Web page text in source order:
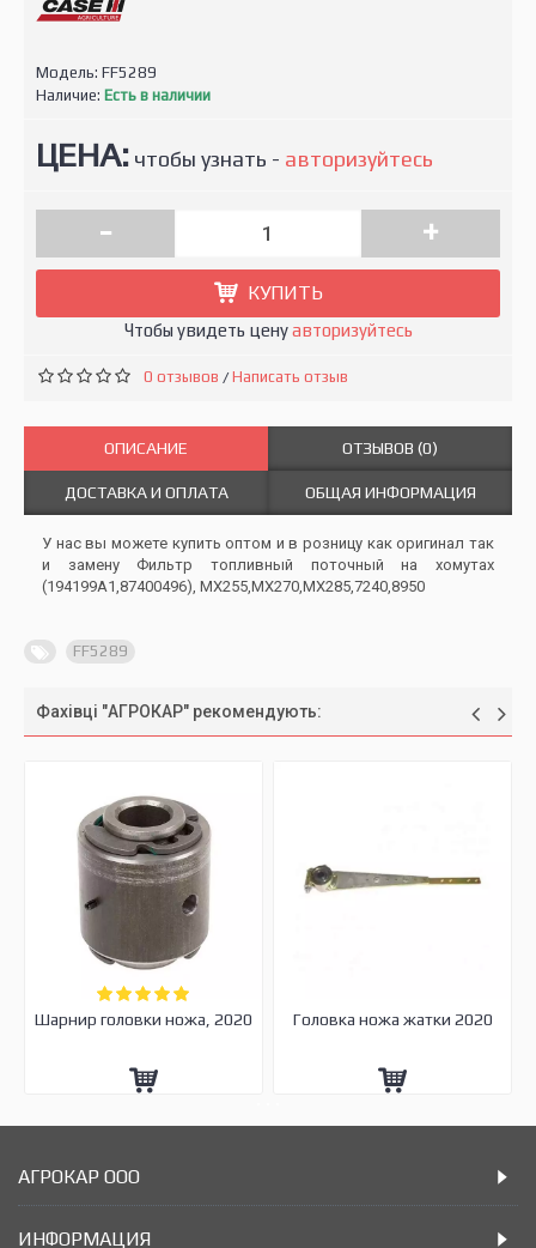
Модель: FF5289
Наличие: Есть в наличии
ЦЕНА: чтобы узнать - авторизуйтесь
- +
КУПИТЬ
Чтобы увидеть ценуавторизуйтесь
0 отзывов /Написать отзыв
ОПИСАНИЕ ОТЗЫВОВ (0)
ДОСТАВКА И ОПЛАТА ОБЩАЯ ИНФОРМАЦИЯ
У нас вы можете купить оптом и в розницу как оригинал так
и замену Фильтр топливный поточный на хомутах
(194199A1,87400496), MX255,MX270,MX285,7240,8950
FF5289
Фахівці "АГРОКАР" рекомендують:
Шарнир головки ножа, 2020 Головка ножа жатки 2020
АГРОКАР ООО
ИНФОРМАЦИЯ